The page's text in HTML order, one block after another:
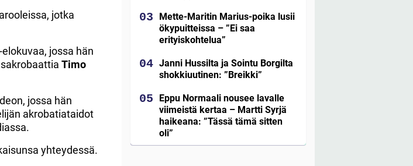
jotka
-elokuvaa, jossa hän
Timo
jossa hän
akrobatiataidot
yhteydessä.
Mette-Maritin Marius-poika lusii
ökypuitteissa – ”Ei saa
erityiskohtelua”
Janni Hussilta ja Sointu Borgilta
shokkiuutinen: ”Breikki”
Eppu Normaali nousee lavalle
viimeistä kertaa – Martti Syrjä
haikeana: ”Tässä tämä sitten
oli”